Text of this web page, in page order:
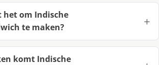
het om Indische
te maken?
komt Indische